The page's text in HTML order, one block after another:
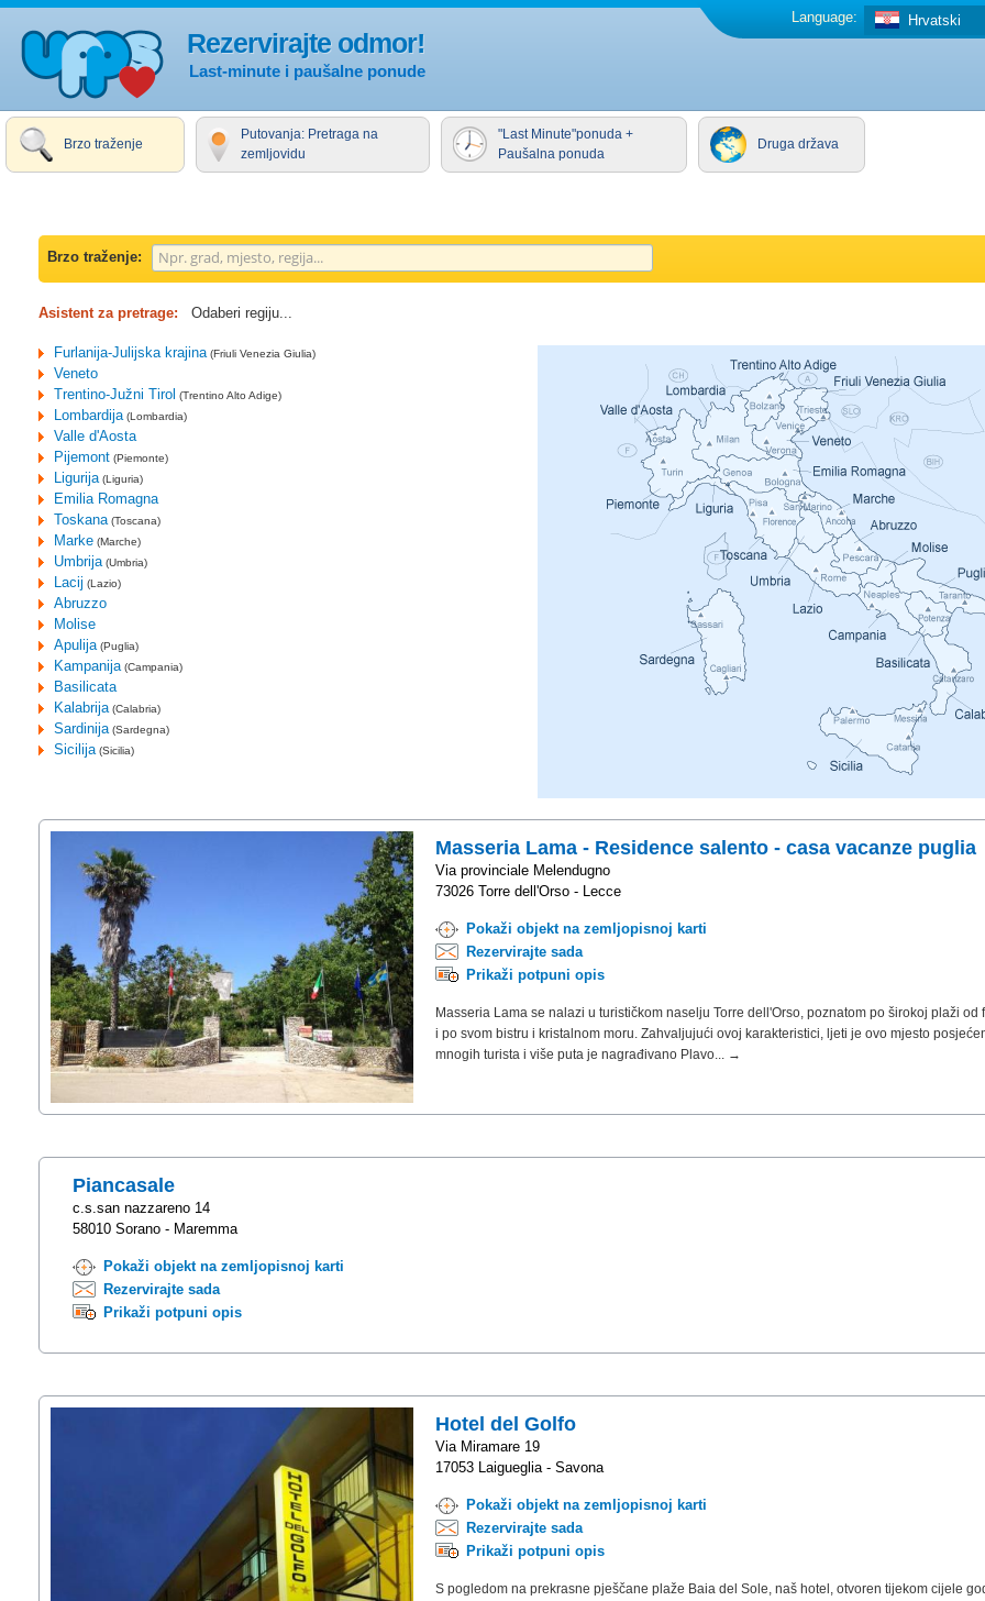
Rezervirajte odmor!
Last-minute i paušalne ponude
Hrvatski
Language:
Brzo traženje
Putovanja: Pretraga na
zemljovidu
"Last Minute"ponuda +
Paušalna ponuda
Druga država
Brzo traženje:
Asistent za pretrage: Odaberi regiju...
Furlanija-Julijska krajina(Friuli Venezia Giulia)
Veneto
Trentino-Južni Tirol (Trentino Alto Adige)
Lombardija(Lombardia)
Valle d'Aosta
Pijemont(Piemonte)
Ligurija(Liguria)
Emilia Romagna
Toskana(Toscana)
Marke(Marche)
Umbrija(Umbria)
Lacij (Lazio)
Abruzzo
Molise
Apulija(Puglia)
Kampanija(Campania)
Basilicata
Kalabrija(Calabria)
Sardinija(Sardegna)
Sicilija(Sicilia)
Masseria Lama - Residence salento - casa vacanze puglia
Via provinciale Melendugno
73026 Torre dell'Orso - Lecce
Pokaži objekt na zemljopisnoj karti
Rezervirajte sada
Prikaži potpuni opis
Masseria Lama se nalazi u turističkom naselju Torre dell'Orso, poznatom po širokoj plaži od
i po svom bistru i kristalnom moru. Zahvaljujući ovoj karakteristici, ljeti je ovo mjesto
mnogih turista i više puta je nagrađivano Plavo... →
Piancasale
c.s.san nazzareno 14
58010 Sorano - Maremma
Pokaži objekt na zemljopisnoj karti
Rezervirajte sada
Prikaži potpuni opis
Hotel del Golfo
Via Miramare 19
17053 Laigueglia - Savona
Pokaži objekt na zemljopisnoj karti
Rezervirajte sada
Prikaži potpuni opis
S pogledom na prekrasne pješčane plaže Baia del Sole, naš hotel, otvoren tijekom cijele